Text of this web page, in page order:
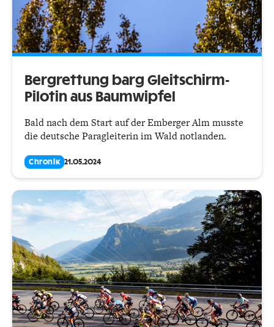
Bergrettung barg Gleitschirm-
Pilotin aus Baumwipfel
Bald nach dem Start auf der Emberger Alm musste
die deutsche Paragleiterin im Wald notlanden.
Chronik 21.05.2024